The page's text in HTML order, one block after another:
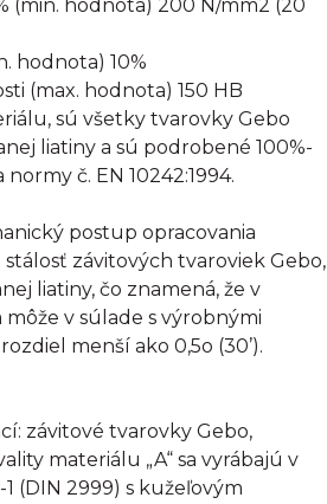
(min. hodnota) 200 N/mm2 (20
hodnota) 10%
(max. hodnota) 150 HB
sú všetky tvarovky Gebo
liatiny a sú podrobené 100%-
č. EN 10242:1994.
postup opracovania
závitových tvaroviek Gebo,
liatiny, čo znamená, že v
v súlade s výrobnými
menší ako 0,5o (30’).
závitové tvarovky Gebo,
materiálu „A“ sa vyrábajú v
(DIN 2999) s kužeľovým